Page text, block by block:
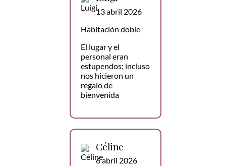
13 abril 2026
Habitación doble
El lugar y el
personal eran
estupendos; incluso
nos hicieron un
regalo de
bienvenida
Céline
6 abril 2026